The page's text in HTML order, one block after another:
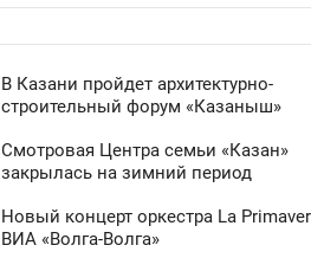
В Казани пройдет архитектурно-
строительный форум «Казаныш»
Смотровая Центра семьи «Казан»
закрылась на зимний период
Новый концерт оркестра La
ВИА «Волга-Волга»